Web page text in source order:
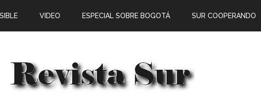
VIDEO ESPECIAL SOBRE BOGOTÁ SUR COOPERANDO